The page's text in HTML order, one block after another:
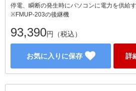
停電、瞬断の発生時にパソコンに電力を供給
※FMUP-203の後継機
93,390円（税込）
お気に入りに保存 詳